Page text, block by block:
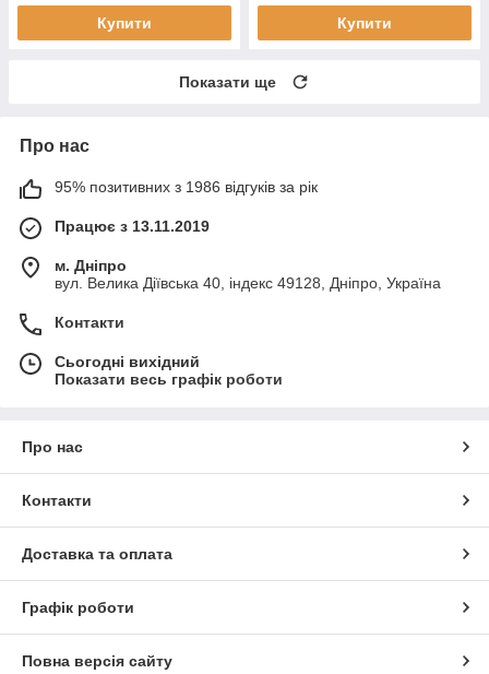
Купити Купити
Показати ще
Про нас
95% позитивних з 1986 відгуків за рік
Працює з 13.11.2019
м. Дніпро
вул. Велика Діївська 40, індекс 49128, Дніпро, Україна
Контакти
Сьогодні вихідний
Показати весь графік роботи
Про нас
Контакти
Доставка та оплата
Графік роботи
Повна версія сайту